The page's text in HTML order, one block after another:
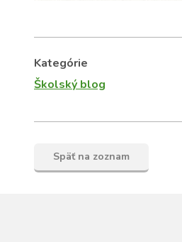
Kategórie
Školský blog
Späť na zoznam